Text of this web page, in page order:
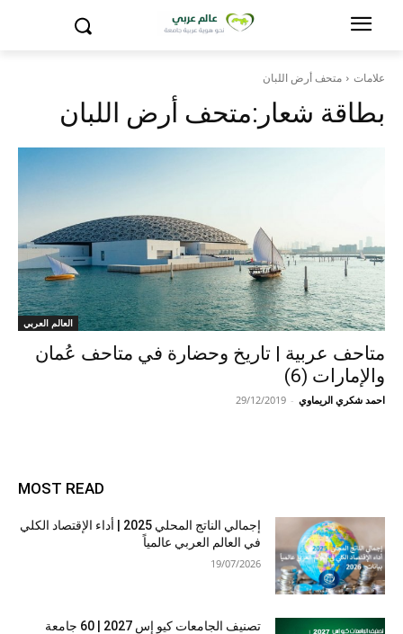
علامات متحف أرض اللبان
بطاقة شعار:متحف أرض اللبان
العالم العربي
متاحف عربية | تاريخ وحضارة في متاحف عُمان
والإمارات (6)
احمد شكري الريماوي -
29/12/2019
MOST READ
إجمالي الناتج المحلي 2025 | أداء الإقتصاد الكلي
في العالم العربي عالمياً
19/07/2026
تصنيف الجامعات كيو إس 2027 | 60 جامعة